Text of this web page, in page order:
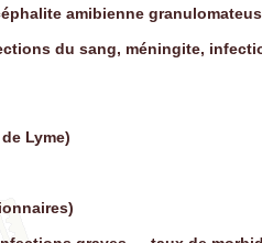
amibienne
du sang, méningite,
Lyme)